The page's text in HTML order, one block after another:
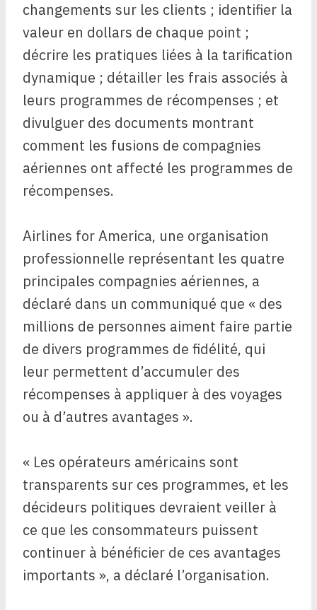
changements sur les clients ; identifier la
valeur en dollars de chaque point ;
décrire les pratiques liées à la tarification
dynamique ; détailler les frais associés à
leurs programmes de récompenses ; et
divulguer des documents montrant
comment les fusions de compagnies
aériennes ont affecté les programmes de
récompenses.
Airlines for America, une organisation
professionnelle représentant les quatre
principales compagnies aériennes, a
déclaré dans un communiqué que « des
millions de personnes aiment faire partie
de divers programmes de fidélité, qui
leur permettent d’accumuler des
récompenses à appliquer à des voyages
ou à d’autres avantages ».
« Les opérateurs américains sont
transparents sur ces programmes, et les
décideurs politiques devraient veiller à
ce que les consommateurs puissent
continuer à bénéficier de ces avantages
importants », a déclaré l’organisation.